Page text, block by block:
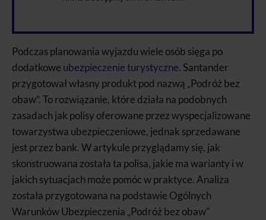
Podczas planowania wyjazdu wiele osób sięga po
dodatkowe ubezpieczenie turystyczne. Santander
przygotował własny produkt pod nazwą „Podróż bez
obaw”. To rozwiązanie, które działa na podobnych
zasadach jak polisy oferowane przez wyspecjalizowane
towarzystwa ubezpieczeniowe, jednak sprzedawane
jest przez bank. W artykule przyglądamy się, jak
skonstruowana została ta polisa, jakie ma warianty i w
jakich sytuacjach może pomóc w praktyce. Analiza
została przygotowana na podstawie Ogólnych
Warunków Ubezpieczenia „Podróż bez obaw”